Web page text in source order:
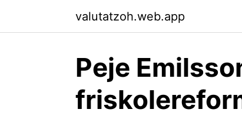
valutatzoh.web.app
Peje